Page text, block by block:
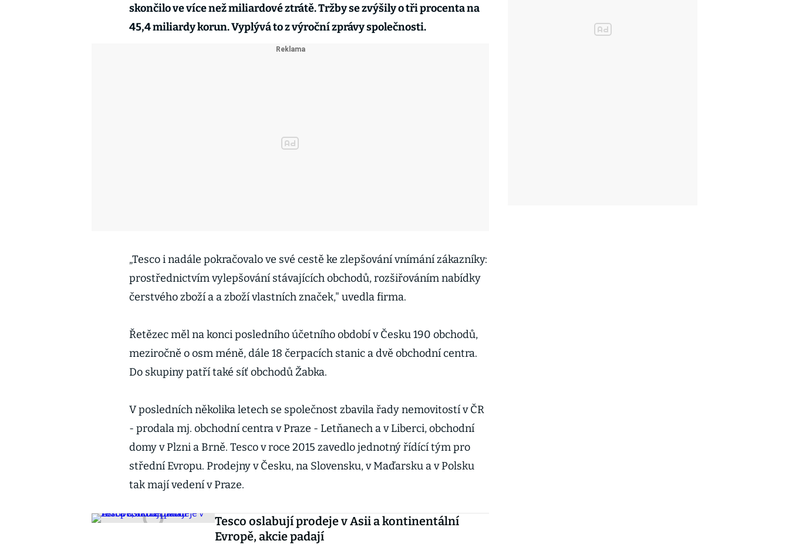
skončilo ve více než miliardové ztrátě. Tržby se zvýšily o tři procenta na
45,4 miliardy korun. Vyplývá to z výroční zprávy společnosti.
„Tesco i nadále pokračovalo ve své cestě ke zlepšování vnímání zákazníky:
prostřednictvím vylepšování stávajících obchodů, rozšiřováním nabídky
čerstvého zboží a a zboží vlastních značek," uvedla firma.
Řetězec měl na konci posledního účetního období v Česku 190 obchodů,
meziročně o osm méně, dále 18 čerpacích stanic a dvě obchodní centra.
Do skupiny patří také síť obchodů Žabka.
V posledních několika letech se společnost zbavila řady nemovitostí v ČR
- prodala mj. obchodní centra v Praze - Letňanech a v Liberci, obchodní
domy v Plzni a Brně. Tesco v roce 2015 zavedlo jednotný řídící tým pro
střední Evropu. Prodejny v Česku, na Slovensku, v Maďarsku a v Polsku
tak mají vedení v Praze.
Tesco oslabují prodeje v Asii a kontinentální
Evropě, akcie padají